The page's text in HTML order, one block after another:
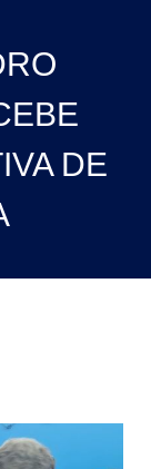
DE